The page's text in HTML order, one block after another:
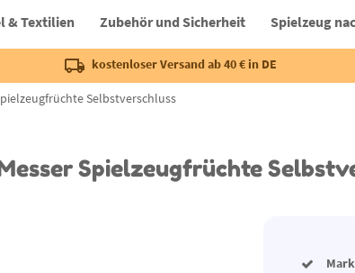
& Textilien Zubehör und Sicherheit Spielzeug
kostenloser Versand ab 40 € in DE
Selbstverschluss
Spielzeugfrüchte